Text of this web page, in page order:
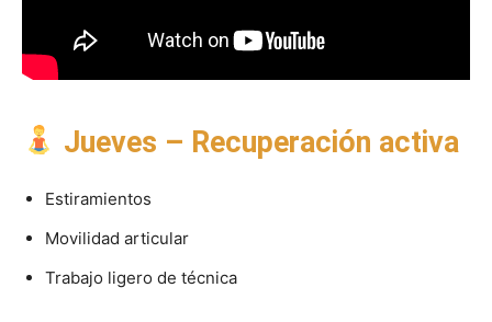
Jueves – Recuperación activa
Estiramientos
Movilidad articular
Trabajo ligero de técnica